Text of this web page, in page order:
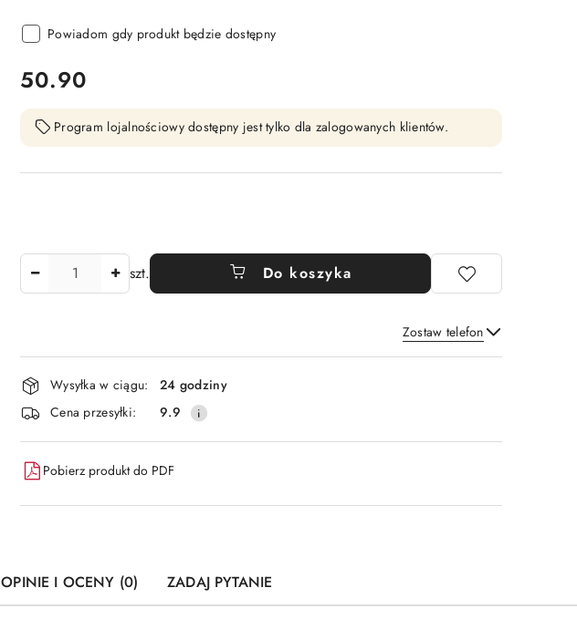
Powiadom gdy produkt będzie dostępny
cena:
50.90
Program lojalnościowy dostępny jest tylko dla zalogowanych klientów.
szt. Do koszyka
Zostaw telefon
Wyślij
Dostępność
i
dostawa
Wysyłka w ciągu:
24 godziny
Cena przesyłki:
9.9
Pobierz produkt do PDF
OPINIE I OCENY (0) ZADAJ PYTANIE